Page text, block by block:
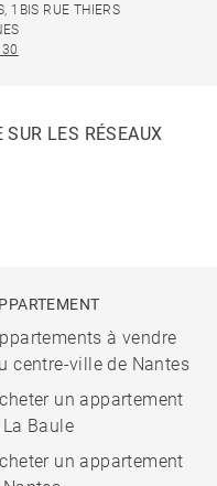
1BIS RUE THIERS
LES RÉSEAUX
à vendre
centre-ville de Nantes
un appartement
Baule
un appartement